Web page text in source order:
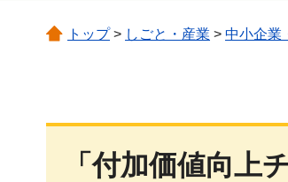
トップ> しごと・産業 > 中小企業
「付加価値向上